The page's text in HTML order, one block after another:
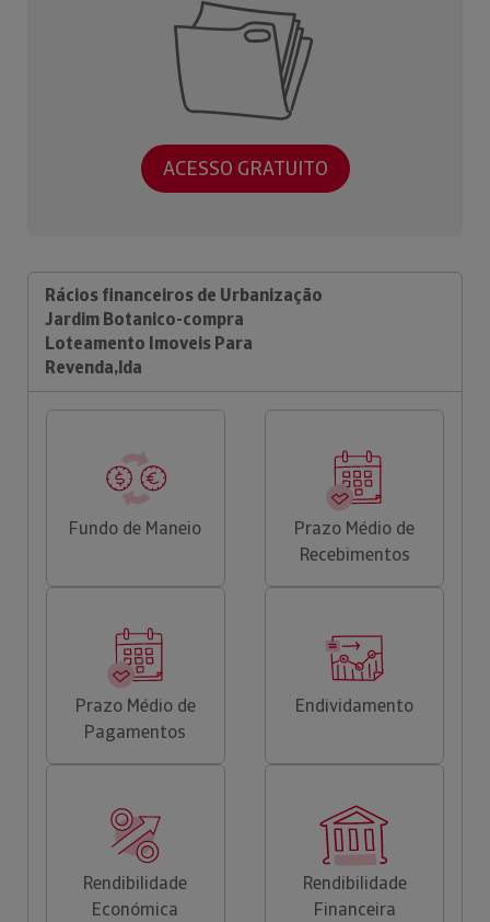
ACESSO GRATUITO
Rácios financeiros de Urbanização
Jardim Botanico-compra
Loteamento Imoveis Para
Revenda,lda
Fundo de Maneio
Prazo Médio de
Recebimentos
Prazo Médio de
Pagamentos
Endividamento
Rendibilidade
Económica
Rendibilidade
Financeira